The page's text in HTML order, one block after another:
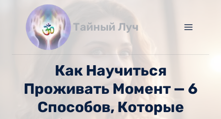
содержимому
Тайный Луч
Как Научиться
Проживать Момент — 6
Способов, Которые